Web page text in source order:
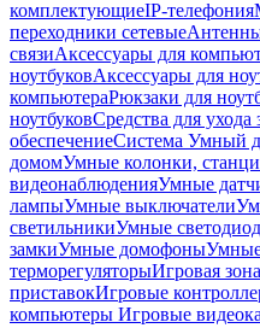
комплектующиеIP-телефония
переходники сетевые
связиАксессуары для
ноутбуковАксессуары для
компьютераРюкзаки для
ноутбуковСредства для ухода
обеспечениеСистема Умный
домомУмные колонки,
видеонаблюденияУмные
лампыУмные выключатели
светильникиУмные
замкиУмные домофоны
терморегуляторыИгровая зона
приставокИгровые
компьютеры Игровые